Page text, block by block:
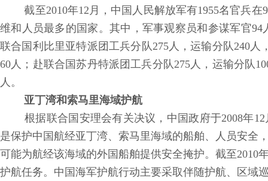
截至2010年12月，中国人民解放军有1955名官兵
维和人员最多的国家。其中，军事观察员和参谋军官
联合国利比里亚特派团工兵分队275人，运输分队240
60人；赴联合国苏丹特派团工兵分队275人，运输分队
人。
亚丁湾和索马里海域护航
根据联合国安理会有关决议，中国政府于2008年
是保护中国航经亚丁湾、索马里海域的船舶、人员安全
可能为航经该海域的外国船舶提供安全掩护。截至2010
护航任务。中国海军护航行动主要采取伴随护航、区域